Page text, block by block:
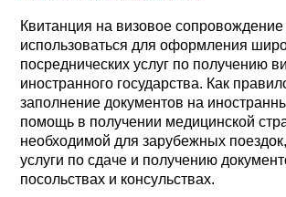
Квитанция на визовое
использоваться для оформления
посреднических услуг по получению
иностранного государства. Как
заполнение документов на
помощь в получении медицинской
необходимой для зарубежных
услуги по сдаче и получению
посольствах и консульствах.